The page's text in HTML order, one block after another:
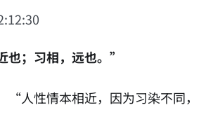
；习相，远也。”
“人性情本相近，因为习染不同，